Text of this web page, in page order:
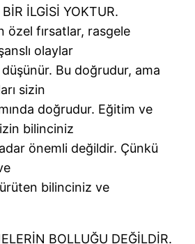
İLGİSİ YOKTUR.
özel fırsatlar, rasgele
olaylar
Bu doğrudur, ama
sizin
doğrudur. Eğitim ve
bilinciniz
önemli değildir. Çünkü
bilinciniz ve
BOLLUĞU DEĞİLDİR.